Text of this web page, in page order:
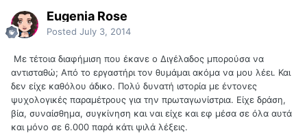
Eugenia Rose
Posted July 3, 2014
Με τέτοια διαφήμιση που έκανε ο Διγέλαδος μπορούσα να
αντισταθώ; Από το εργαστήρι τον θυμάμαι ακόμα να μου λέει. Και
δεν είχε καθόλου άδικο. Πολύ δυνατή ιστορία με έντονες
ψυχολογικές παραμέτρους για την πρωταγωνίστρια. Είχε δράση,
βία, συναίσθημα, συγκίνηση και ναι είχε και εφ μέσα σε όλα αυτά
και μόνο σε 6.000 παρά κάτι ψιλά λέξεις.